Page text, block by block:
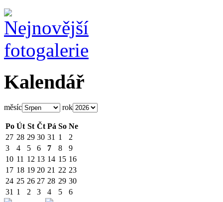
Kalendář
měsíc rok
Po Út St Čt Pá So Ne
27 28 29 30 31 1
2
3
4 5 6 7 8
9
10 11 12 13 14 15 16
17 18 19 20 21 22 23
24 25 26 27 28 29 30
31 1 2 3 4 5 6